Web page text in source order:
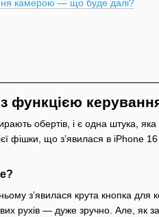
камерою — що буде далі?
функцією
обертів, і є одна штука,
фішки, що з’явилася в iPhone
з’явилася крута кнопка
рухів — дуже зручно. Але, як